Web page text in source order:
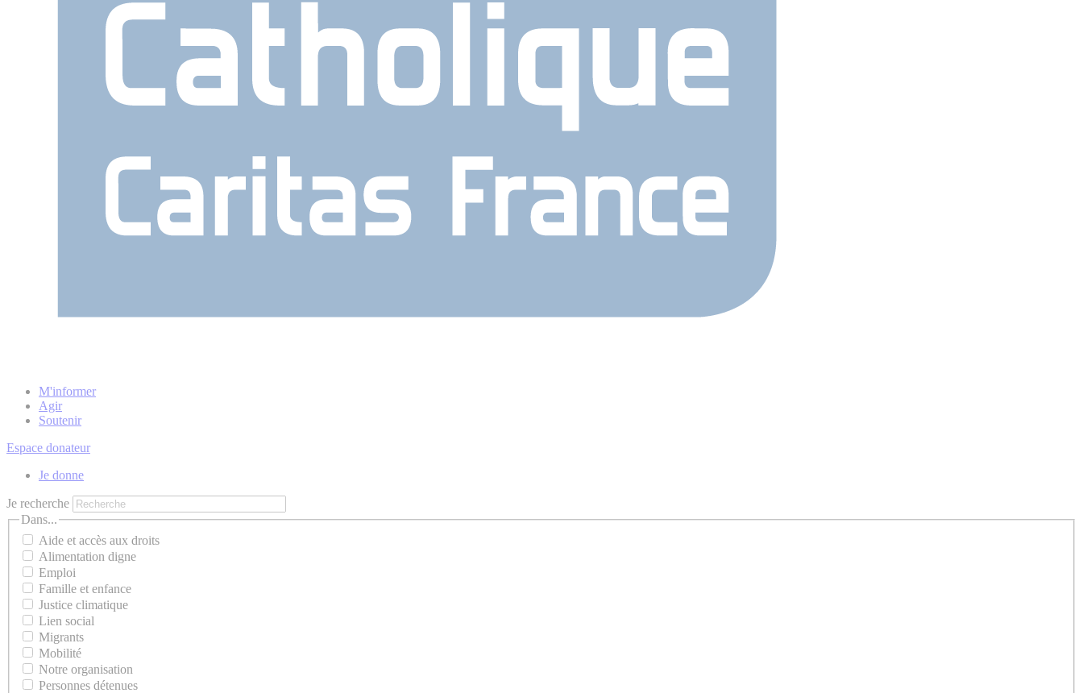
M'informer
Agir
Soutenir
Espace donateur
Je donne
Je recherche
Dans...
Aide et accès aux droits
Alimentation digne
Emploi
Famille et enfance
Justice climatique
Lien social
Migrants
Mobilité
Notre organisation
Personnes détenues